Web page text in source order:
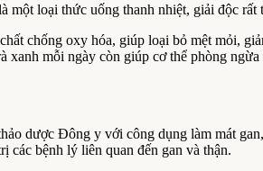
một loại thức uống thanh nhiệt, giải độc
chống oxy hóa, giúp loại bỏ mệt mỏi,
xanh mỗi ngày còn giúp cơ thể phòng
dược Đông y với công dụng làm mát
các bệnh lý liên quan đến gan và thận.